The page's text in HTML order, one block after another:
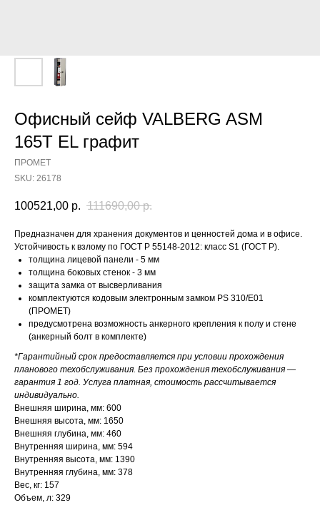
Офисный сейф VALBERG ASM
165T EL графит
ПРОМЕТ
SKU: 26178
100521,00 р. 111690,00 р.
Предназначен для хранения документов и ценностей дома и в офисе.
Устойчивость к взлому по ГОСТ Р 55148-2012: класс S1 (ГОСТ Р).
толщина лицевой панели - 5 мм
толщина боковых стенок - 3 мм
защита замка от высверливания
комплектуются кодовым электронным замком PS 310/E01
(ПРОМЕТ)
предусмотрена возможность анкерного крепления к полу и стене
(анкерный болт в комплекте)
*Гарантийный срок предоставляется при условии прохождения
планового техобслуживания. Без прохождения техобслуживания —
гарантия 1 год. Услуга платная, стоимость рассчитывается
индивидуально.
Внешняя ширина, мм: 600
Внешняя высота, мм: 1650
Внешняя глубина, мм: 460
Внутренняя ширина, мм: 594
Внутренняя высота, мм: 1390
Внутренняя глубина, мм: 378
Вес, кг: 157
Объем, л: 329